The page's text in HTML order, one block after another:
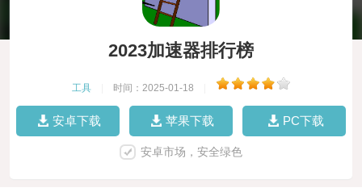
2023加速器排行榜
工具 时间：2025-01-18
安卓下载 苹果下载 PC下载
安卓市场，安全绿色